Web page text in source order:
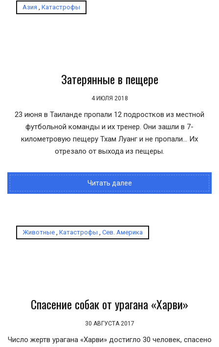
Азия , Катастрофы
Затерянные в пещере
4 ИЮЛЯ 2018
23 июня в Таиланде пропали 12 подростков из местной
футбольной команды и их тренер. Они зашли в 7-
километровую пещеру Тхам Луанг и не пропали… Их
отрезало от выхода из пещеры.
Читать далее
Животные , Катастрофы , Сев. Америка
Спасение собак от урагана «Харви»
30 АВГУСТА 2017
Число жертв урагана «Харви» достигло 30 человек, спасено